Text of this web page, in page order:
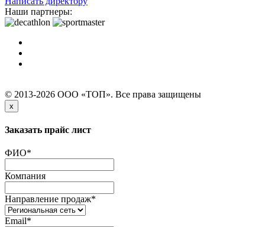
Наши партнеры:
© 2013-2026 ООО «ТОП». Все права защищены
x
Заказать прайс лист
ФИО*
Компания
Направление продаж*
Email*